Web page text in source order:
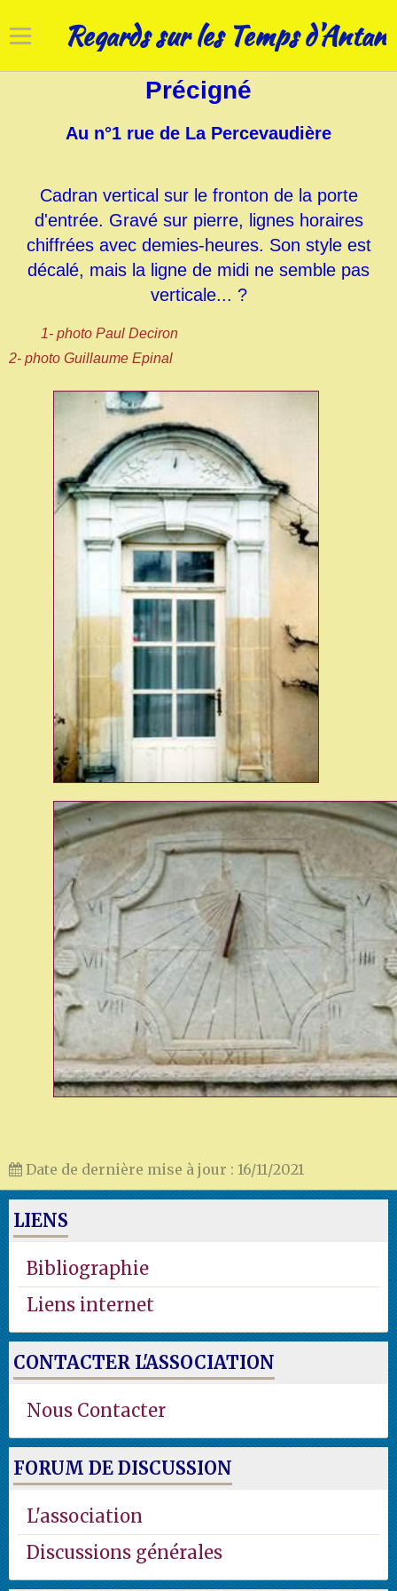
Regards sur les Temps d'Antan
Cadrans solaires
Art campanaire
Réhabilitations
Nos patrimoines
Précigné
Au n°1 rue de La Percevaudière
Cadran vertical sur le fronton de la porte
d'entrée. Gravé sur pierre, lignes horaires
chiffrées avec demies-heures. Son style est
décalé, mais la ligne de midi ne semble pas
verticale... ?
1- photo Paul Deciron
2- photo Guillaume Epinal
Date de dernière mise à jour : 16/11/2021
LIENS
Bibliographie
Liens internet
CONTACTER L'ASSOCIATION
Nous Contacter
FORUM DE DISCUSSION
L'association
Discussions générales